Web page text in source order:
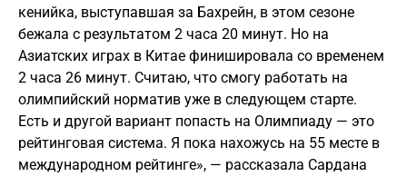
кенийка, выступавшая за Бахрейн, в этом сезоне
бежала с результатом 2 часа 20 минут. Но на
Азиатских играх в Китае финишировала со временем
2 часа 26 минут. Считаю, что смогу работать на
олимпийский норматив уже в следующем старте.
Есть и другой вариант попасть на Олимпиаду — это
рейтинговая система. Я пока нахожусь на 55 месте в
международном рейтинге», — рассказала Сардана